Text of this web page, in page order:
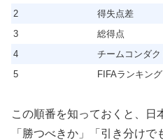
2
得失点差
3
総得点
4
チームコンダク
5
FIFAランキング
この順番を知っておくと、日
「勝つべきか」「引き分け